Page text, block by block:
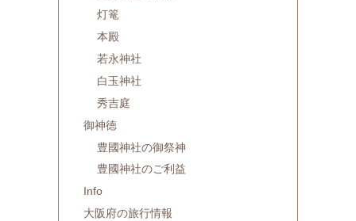
灯篭
本殿
若永神社
白玉神社
秀吉庭
御神徳
豊國神社の御祭神
豊國神社のご利益
Info
大阪府の旅行情報